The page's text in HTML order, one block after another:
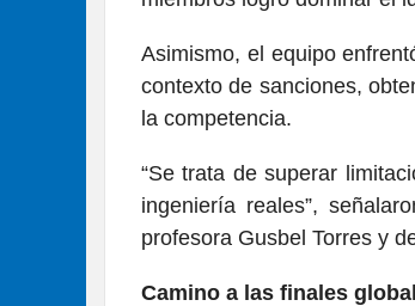
Asimismo, el equipo
contexto de sanciones,
la competencia.
“Se trata de superar
ingeniería reales”,
profesora Gusbel Torres y
Camino a las finales